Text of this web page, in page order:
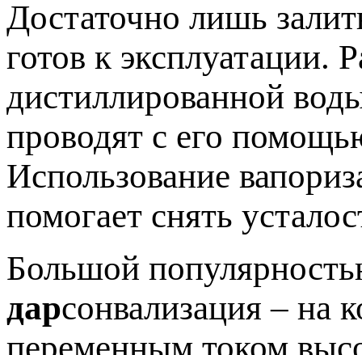
Достаточно лишь
готов к эксплуатации.
дистиллированной
проводят с его
Использование
помогает снять
Большой
дарсонвализация – на
переменным током